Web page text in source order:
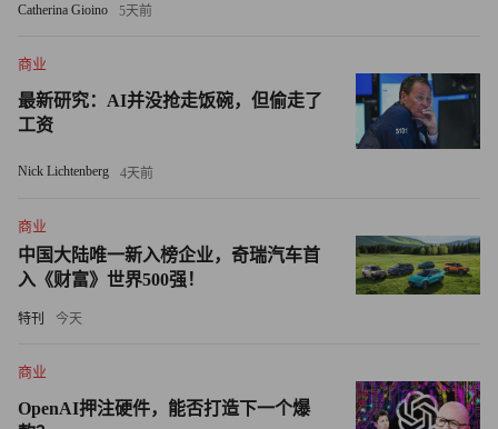
例：一家未具名公司因未设置员工AI使用上限，竟在AI项
不过，即便面对不断攀升的成本，美国企业似乎仍无意放缓
AI应用步伐。企业支出管理工具提供商Ramp收集的数据显
示，以付费订阅AI的美国企业比例来衡量，AI普及率最近
率先布局AI应用的美国企业或许仍会被证明其选择是正确
的。彼得森国际经济研究所（Peterson Institute for
International Economics）近期的一项研究显示，AI可能已经
尚无法通过传统经济指标进行准确衡量。
Catherina Gioino 5天前
商业
最新研究：AI并没抢走饭碗，但偷走了
工资
Nick Lichtenberg 4天前
商业
中国大陆唯一新入榜企业，奇瑞汽车首
入《财富》世界500强！
特刊 今天
商业
OpenAI押注硬件，能否打造下一个爆